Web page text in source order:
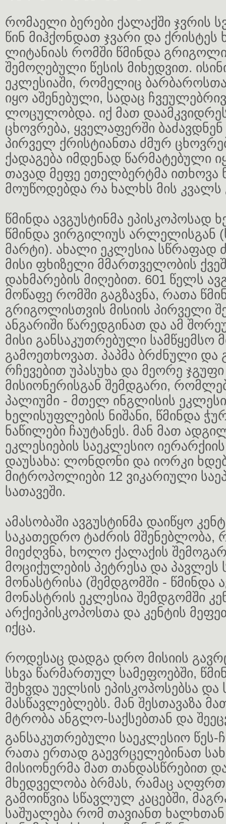
რომაელი ბერები ქალაქში ჯვრის
წინ მიჰქონდათ ჯვარი და
ლიტანიას რომში წმინდა
შემოღებული წესის მიხედვით.
ეკლესიაში, რომელიც
იყო აშენებული, სადაც
ლოცულობდა. იქ მათ
ცხოვრება, ყველაფერში
პირველ ქრისტიანთა ძმურ
ქადაგება იმდენად წარმატებული
თავად მეფე ეთელბერტმა ითხოვა
მოუწოდებდა რა ხალხს მის
წმინდა ავგუსტინმა ეპისკოპოსად
წმინდა ვირგილიუს არლელისგან
მარტი). ახალი ეკლესია
მისი ფხიზელი მმართველობის
დახმარების მიღებით. 601 წელს
მოწაფე რომში გაგზავნა, რათა
გრიგოლისთვის მისიის პირველი
ანგარიში წარედგინათ და ამ
მისი განსაკუთრებული სამწყემსო
გამოეთხოვათ. პაპმა ბრძნული
რჩევებით უპასუხა და მეორე ჯგუფი
მისიონერისგან შემდგარი,
პალიუმი - მთელ ინგლისის
ხელისუფლების ნიშანი, წმინდა
ნაწილები ჩაუტანეს. მან მათ
ეკლესიების საეკლესიო იერარქიის
დაუსახა: ლონდონი და იორკი
მიტროპოლიები 12 ვიკარიული
სათავეში.
ამასობაში ავგუსტინმა დაიწყო
საკათედრო ტაძრის მშენებლობა,
მიეძღვნა, ხოლო ქალაქის
მოციქულების პეტრესა და პავლეს
მონასტრისა (შემდგომში - წმინდა
მონასტრის ეკლესია შემდგომში
არქიეპისკოპოსთა და კენტის
იქცა.
როდესაც დადგა დრო მისიის
სხვა წარმართულ სამეფოებში,
შეხვდა უელსის ეპისკოპოსებსა და
მასწავლებლებს. მან შესთავაზა
მტრობა ანგლო-საქსებთან და
განსაკუთრებული საეკლესიო წეს-
რათა ერთად გაევრცელებინათ
მისიონერმა მათ თანდასწრებით
მხედველობა ბრმას, რამაც
გამოიწვია სწავლულ კაცებში,
საშუალება რომ თავიანთ